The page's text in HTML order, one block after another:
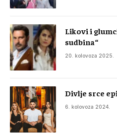
Likovi i
sudbina“
20. kolovoza 2025.
Divlje srce
6. kolovoza 2024.